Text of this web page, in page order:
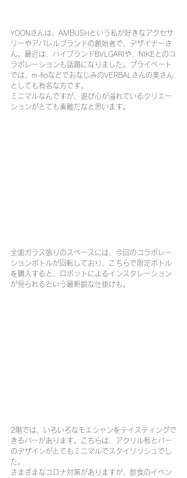
YOONさんは、AMBUSHという私が好きなアクセサ
リーやアパレルブランドの創始者で、デザイナーさ
ん。最近は、ハイブランドBVLGARIや、NIKEとのコ
ラボレーションも話題になりました。プライベート
では、m-floなどでおなじみのVERBALさんの奥さん
としても有名な方です。
ミニマルなんですが、遊び心が溢れているクリエー
ションがとても素敵だなと思います。
全面ガラス張りのスペースには、今回のコラボレー
ションボトルが回転しており、こちらで限定ボトル
を購入すると、ロボットによるインスタレーション
が見られるという最新鋭な仕掛けも。
2階では、いろいろなモエシャンをテイスティングで
きるバーがあります。こちらは、アクリル板とバー
のデザインがとてもミニマルでスタイリッシュでし
た。
さまざまなコロナ対策がありますが、飲食のイベン